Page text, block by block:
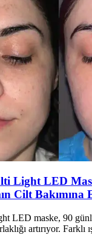
Light LED
Cilt Bakımına
LED maske, 90
artırıyor. Farklı